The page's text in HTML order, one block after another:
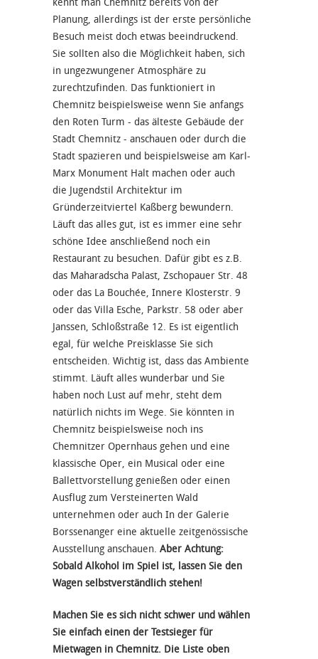
Planung, allerdings ist der erste persönliche
Besuch meist doch etwas beeindruckend.
Sie sollten also die Möglichkeit haben, sich
in ungezwungener Atmosphäre zu
zurechtzufinden. Das funktioniert in
Chemnitz beispielsweise wenn Sie anfangs
den Roten Turm - das älteste Gebäude der
Stadt Chemnitz - anschauen oder durch die
Stadt spazieren und beispielsweise am Karl-
Marx Monument Halt machen oder auch
die Jugendstil Architektur im
Gründerzeitviertel Kaßberg bewundern.
Läuft das alles gut, ist es immer eine sehr
schöne Idee anschließend noch ein
Restaurant zu besuchen. Dafür gibt es z.B.
das Maharadscha Palast, Zschopauer Str. 48
oder das La Bouchée, Innere Klosterstr. 9
oder das Villa Esche, Parkstr. 58 oder aber
Janssen, Schloßstraße 12. Es ist eigentlich
egal, für welche Preisklasse Sie sich
entscheiden. Wichtig ist, dass das Ambiente
stimmt. Läuft alles wunderbar und Sie
haben noch Lust auf mehr, steht dem
natürlich nichts im Wege. Sie könnten in
Chemnitz beispielsweise noch ins
Chemnitzer Opernhaus gehen und eine
klassische Oper, ein Musical oder eine
Ballettvorstellung genießen oder einen
Ausflug zum Versteinerten Wald
unternehmen oder auch In der Galerie
Borssenanger eine aktuelle zeitgenössische
Ausstellung anschauen. Aber Achtung:
Sobald Alkohol im Spiel ist, lassen Sie den
Wagen selbstverständlich stehen!
Machen Sie es sich nicht schwer und wählen
Sie einfach einen der Testsieger für
Mietwagen in Chemnitz. Die Liste oben